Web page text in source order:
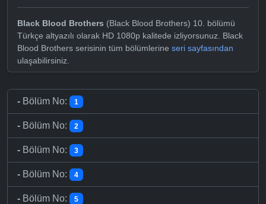
Black Blood Brothers (Black Blood Brothers) 10. bölümü
Türkçe altyazılı olarak HD 1080p kalitede izliyorsunuz. Black
Blood Brothers serisinin tüm bölümlerine seri sayfasından
ulaşabilirsiniz.
- Bölüm No: 1
- Bölüm No: 2
- Bölüm No: 3
- Bölüm No: 4
- Bölüm No: 5